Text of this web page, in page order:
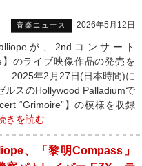
音楽ニュース 2026年5月12日
が、2ndコンサート
】のライブ映像作品の発売を
2025年2月27日(日本時間)に
ルスのHollywood Palladiumで
“Grimoire”】の模様を収録
きを読む
、「黎明Compass」